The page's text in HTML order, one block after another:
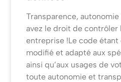
Transparence,
avez le droit de
entreprise !Le code
modifié et adapté aux
ainsi qu’aux usages de
toute autonomie et